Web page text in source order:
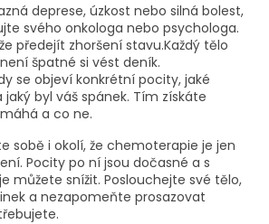
deprese, úzkost nebo silná bolest,
svého onkologa nebo psychologa.
předejít zhoršení stavu.Každý tělo
špatné si vést deník.
se objeví konkrétní pocity, jaké
byl váš spánek. Tím získáte
a co ne.
sobě i okolí, že chemoterapie je jen
Pocity po ní jsou dočasné a s
můžete snížit. Poslouchejte své tělo,
a nezapomeňte prosazovat